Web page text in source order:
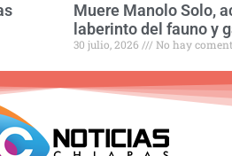
Muere Manolo Solo,
laberinto del fauno y
30 julio, 2026 No hay